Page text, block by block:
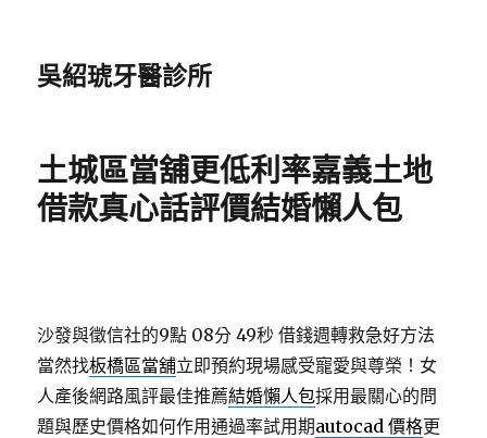
吳紹琥牙醫診所
土城區當舖更低利率嘉義土地
借款真心話評價結婚懶人包
沙發與徵信社的9點 08分 49秒 借錢週轉救急好方法
當然找板橋區當舖立即預約現場感受寵愛與尊榮！女
人產後網路風評最佳推薦結婚懶人包採用最關心的問
題與歷史價格如何作用通過率試用期autocad 價格更